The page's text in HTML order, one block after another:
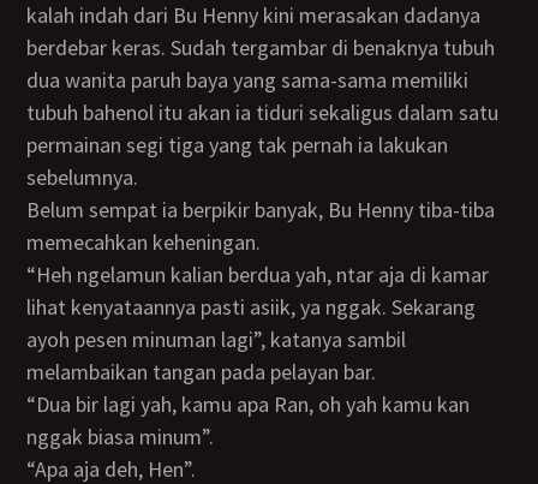
kalah indah dari Bu Henny kini merasakan dadanya
berdebar keras. Sudah tergambar di benaknya tubuh
dua wanita paruh baya yang sama-sama memiliki
tubuh bahenol itu akan ia tiduri sekaligus dalam satu
permainan segi tiga yang tak pernah ia lakukan
sebelumnya.
Belum sempat ia berpikir banyak, Bu Henny tiba-tiba
memecahkan keheningan.
“Heh ngelamun kalian berdua yah, ntar aja di kamar
lihat kenyataannya pasti asiik, ya nggak. Sekarang
ayoh pesen minuman lagi”, katanya sambil
melambaikan tangan pada pelayan bar.
“Dua bir lagi yah, kamu apa Ran, oh yah kamu kan
nggak biasa minum”.
“Apa aja deh, Hen”.